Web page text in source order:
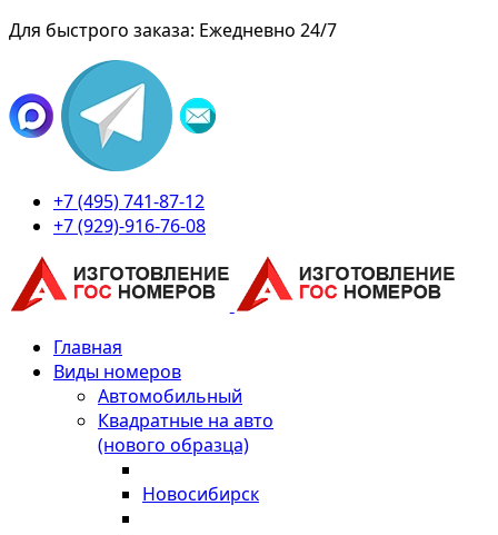
Для быстрого заказа: Ежедневно 24/7
+7 (495) 741-87-12
+7 (929)-916-76-08
Главная
Виды номеров
Автомобильный
Квадратные на авто
(нового образца)
Новосибирск